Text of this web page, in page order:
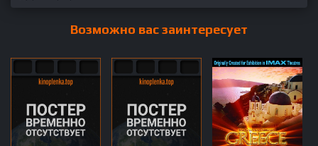
Возможно вас заинтересует